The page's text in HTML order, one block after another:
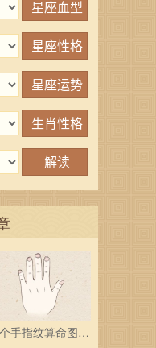
手指纹算命图解